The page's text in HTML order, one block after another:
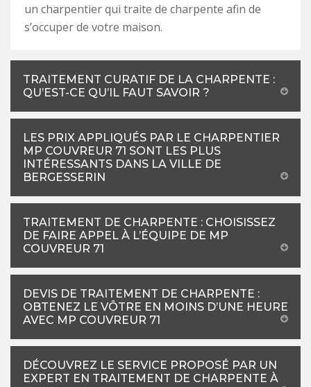
un charpentier qui traite de charpente afin de
s’occuper de votre maison.
TRAITEMENT CURATIF DE LA CHARPENTE :
QU’EST-CE QU’IL FAUT SAVOIR ?
LES PRIX APPLIQUÉS PAR LE CHARPENTIER
MP COUVREUR 71 SONT LES PLUS
INTÉRESSANTS DANS LA VILLE DE
BERGESSERIN
TRAITEMENT DE CHARPENTE : CHOISISSEZ
DE FAIRE APPEL À L’ÉQUIPE DE MP
COUVREUR 71
DEVIS DE TRAITEMENT DE CHARPENTE :
OBTENEZ LE VÔTRE EN MOINS D’UNE HEURE
AVEC MP COUVREUR 71
DÉCOUVREZ LE SERVICE PROPOSÉ PAR UN
EXPERT EN TRAITEMENT DE CHARPENTE À